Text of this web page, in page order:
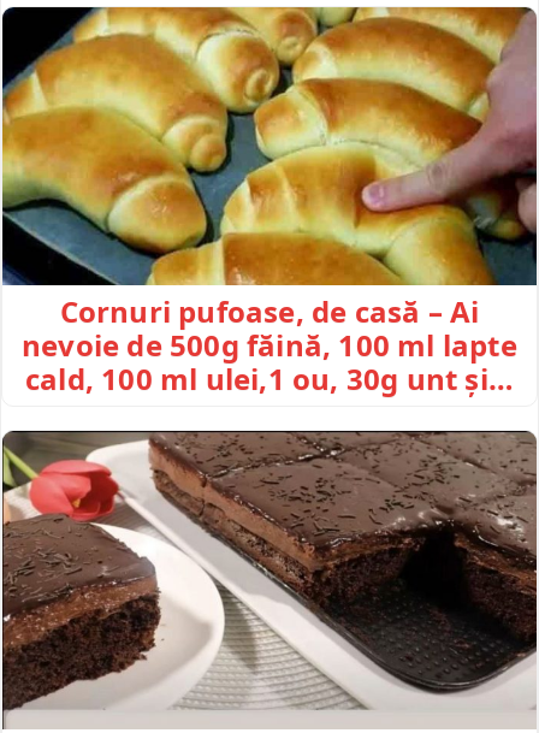
Cornuri pufoase, de casă – Ai
nevoie de 500g făină, 100 ml lapte
cald, 100 ml ulei,1 ou, 30g unt și…